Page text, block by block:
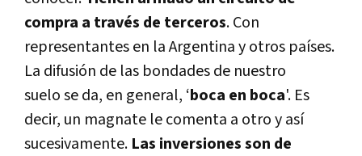
compra a través de terceros. Con
representantes en la Argentina y otros países.
La difusión de las bondades de nuestro
suelo se da, en general, ‘boca en boca'. Es
decir, un magnate le comenta a otro y así
sucesivamente. Las inversiones son de